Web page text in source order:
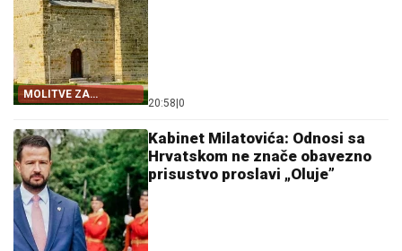
MOLITVE ZA
ZDRAVLJE I USPJEH
20:58 0
Kabinet Milatovića: Odnosi sa
Hrvatskom ne znače obavezno
prisustvo proslavi „Oluje”